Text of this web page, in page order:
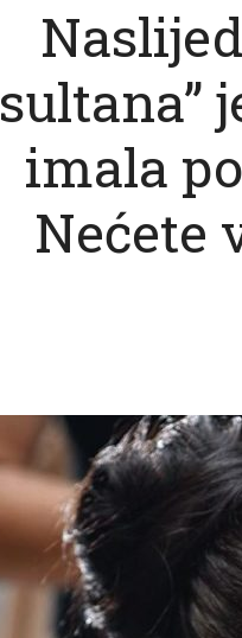
sultana”
imala
Nećete